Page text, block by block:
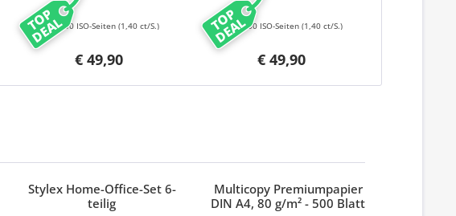
TOP
DEAL
€ 49,90
3500 ISO-Seiten(1,40 ct/S.) TOP
DEAL
€ 49,90
3500 ISO-Seiten (1,40 ct/S.)
Stylex Home-Office-Set 6-
teilig
Multicopy Premiumpapier
DIN A4, 80 g/m² - 500 Blatt